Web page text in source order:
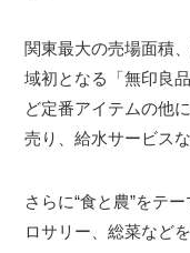
関東最大の売場面積
域初となる「無印良
ど定番アイテムの他
売り、給水サービス
さらに“食と農”をテ
ロサリー、総菜など